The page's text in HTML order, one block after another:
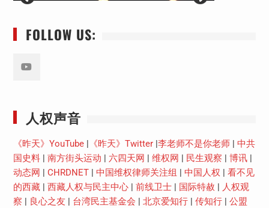
FOLLOW US:
人权声音
《昨天》YouTube| 《昨天》Twitter| 李老师不是你老师| 中共
国史料| 南方街头运动 六四天网 维权网 民生观察 博讯|
动态网
CHRDNET| 中国维权律师关注组 中国人权
看不见
的西藏| 西藏人权与民主中心| 前线卫士| 国际特赦
人权观
察
良心之友 台湾民主基金会 北京爱知行| 传知行| 公盟